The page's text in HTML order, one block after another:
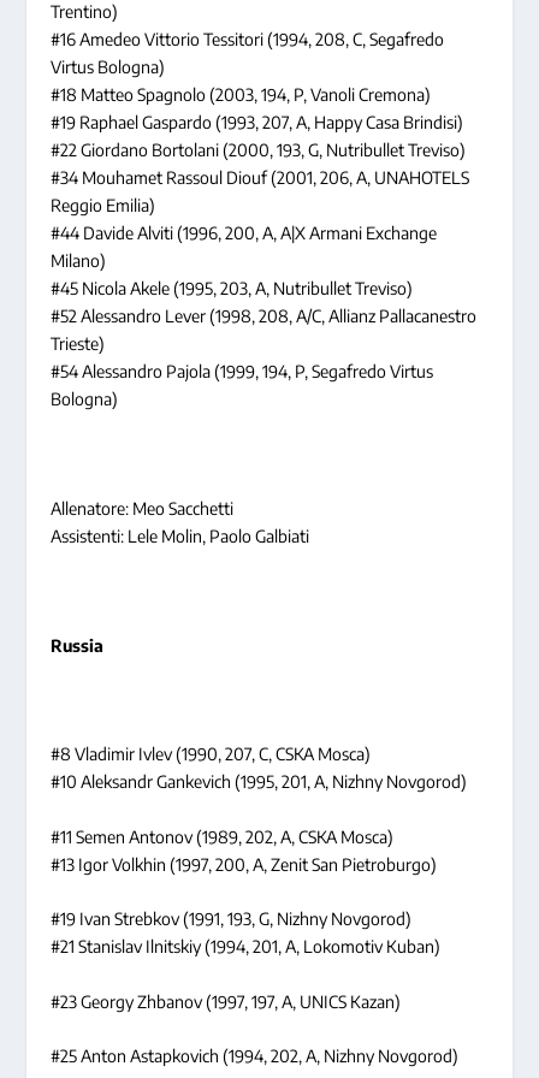
Trentino)
#16 Amedeo Vittorio Tessitori (1994, 208, C, Segafredo
Virtus Bologna)
#18 Matteo Spagnolo (2003, 194, P, Vanoli Cremona)
#19 Raphael Gaspardo (1993, 207, A, Happy Casa Brindisi)
#22 Giordano Bortolani (2000, 193, G, Nutribullet Treviso)
#34 Mouhamet Rassoul Diouf (2001, 206, A, UNAHOTELS
Reggio Emilia)
#44 Davide Alviti (1996, 200, A, A|X Armani Exchange
Milano)
#45 Nicola Akele (1995, 203, A, Nutribullet Treviso)
#52 Alessandro Lever (1998, 208, A/C, Allianz Pallacanestro
Trieste)
#54 Alessandro Pajola (1999, 194, P, Segafredo Virtus
Bologna)
Allenatore: Meo Sacchetti
Assistenti: Lele Molin, Paolo Galbiati
Russia
#8 Vladimir Ivlev (1990, 207, C, CSKA Mosca)
#10 Aleksandr Gankevich (1995, 201, A, Nizhny Novgorod)
#11 Semen Antonov (1989, 202, A, CSKA Mosca)
#13 Igor Volkhin (1997, 200, A, Zenit San Pietroburgo)
#19 Ivan Strebkov (1991, 193, G, Nizhny Novgorod)
#21 Stanislav Ilnitskiy (1994, 201, A, Lokomotiv Kuban)
#23 Georgy Zhbanov (1997, 197, A, UNICS Kazan)
#25 Anton Astapkovich (1994, 202, A, Nizhny Novgorod)